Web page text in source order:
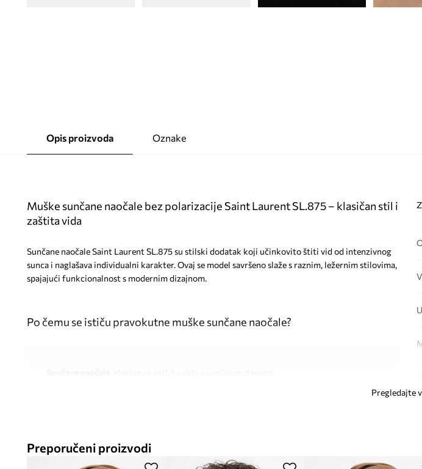
Opis proizvoda Oznake
Muške sunčane naočale bez polarizacije Saint Laurent SL.875 – klasičan stil i
zaštita vida
Sunčane naočale Saint Laurent SL.875 su stilski dodatak koji učinkovito štiti vid od intenzivnog
sunca i naglašava individualni karakter. Ovaj se model savršeno slaže s raznim, ležernim stilovima,
spajajući funkcionalnost s modernim dizajnom.
Po čemu se ističu pravokutne muške sunčane naočale?
Pravokutni okviri daju licu izražajan karakter i pristaju uz mnoge stilove
Pregledajte
Preporučeni proizvodi